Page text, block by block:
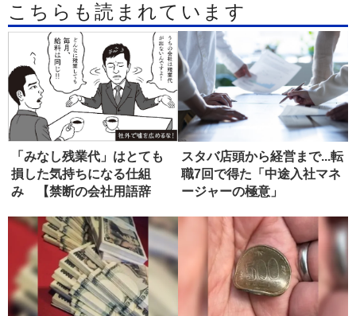
こちらも読まれています
「みなし残業代」はとても
損した気持ちになる仕組
み 【禁断の会社用語辞
スタバ店頭から経営まで...転
職7回で得た「中途入社マネ
ージャーの極意」